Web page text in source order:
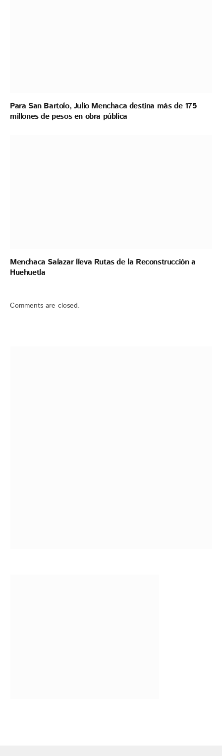
Para San Bartolo, Julio Menchaca destina más de 175
millones de pesos en obra pública
Menchaca Salazar lleva Rutas de la Reconstrucción a
Huehuetla
Comments are closed.